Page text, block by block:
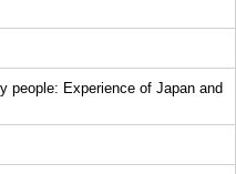
people: Experience of Japan and